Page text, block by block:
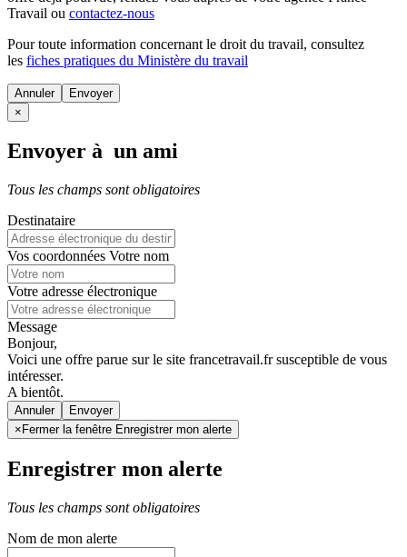
Travail ou contactez-nous
Pour toute information concernant le droit du travail, consultez
les fiches pratiques du Ministère du travail
Annuler
×
Envoyer à un ami
Tous les champs sont obligatoires
Destinataire
Vos coordonnées Votre nom
Votre adresse électronique
Message
Bonjour,
Voici une offre parue sur le site francetravail.fr susceptible de vous
intéresser.
A bientôt.
Annuler
× Fermer la fenêtre Enregistrer mon alerte
Enregistrer mon alerte
Tous les champs sont obligatoires
Nom de mon alerte